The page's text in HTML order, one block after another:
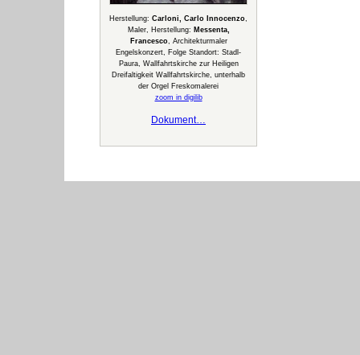
Herstellung: Carloni, Carlo Innocenzo,
Maler, Herstellung: Messenta,
Francesco, Architekturmaler
Engelskonzert, Folge Standort: Stadl-
Paura, Wallfahrtskirche zur Heiligen
Dreifaltigkeit Wallfahrtskirche, unterhalb
der Orgel Freskomalerei
zoom in digilib
Dokument…